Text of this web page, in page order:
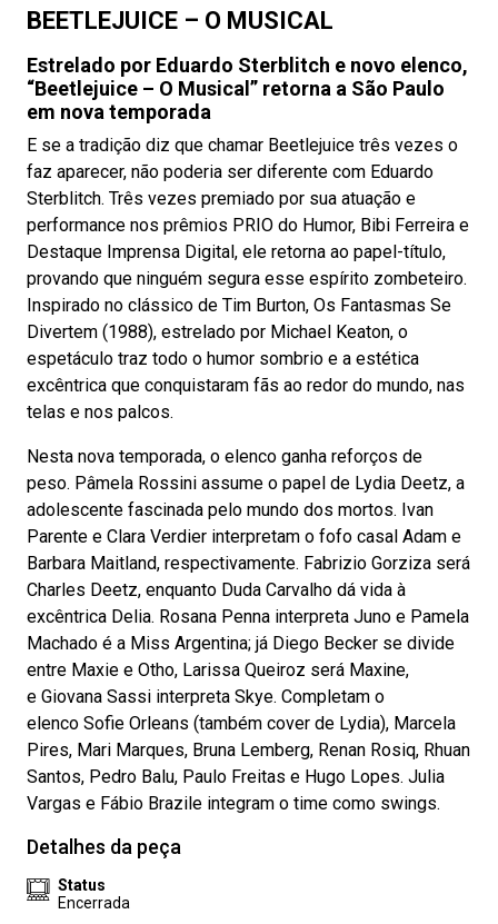
BEETLEJUICE – O MUSICAL
Estrelado por Eduardo Sterblitch e novo elenco,
“Beetlejuice – O Musical” retorna a São Paulo
em nova temporada
E se a tradição diz que chamar Beetlejuice três vezes o
faz aparecer, não poderia ser diferente com Eduardo
Sterblitch. Três vezes premiado por sua atuação e
performance nos prêmios PRIO do Humor, Bibi Ferreira e
Destaque Imprensa Digital, ele retorna ao papel-título,
provando que ninguém segura esse espírito zombeteiro.
Inspirado no clássico de Tim Burton, Os Fantasmas Se
Divertem (1988), estrelado por Michael Keaton, o
espetáculo traz todo o humor sombrio e a estética
excêntrica que conquistaram fãs ao redor do mundo, nas
telas e nos palcos.
Nesta nova temporada, o elenco ganha reforços de
peso. Pâmela Rossini assume o papel de Lydia Deetz, a
adolescente fascinada pelo mundo dos mortos. Ivan
Parente e Clara Verdier interpretam o fofo casal Adam e
Barbara Maitland, respectivamente. Fabrizio Gorziza será
Charles Deetz, enquanto Duda Carvalho dá vida à
excêntrica Delia. Rosana Penna interpreta Juno e Pamela
Machado é a Miss Argentina; já Diego Becker se divide
entre Maxie e Otho, Larissa Queiroz será Maxine,
e Giovana Sassi interpreta Skye. Completam o
elenco Sofie Orleans (também cover de Lydia), Marcela
Pires, Mari Marques, Bruna Lemberg, Renan Rosiq, Rhuan
Santos, Pedro Balu, Paulo Freitas e Hugo Lopes. Julia
Vargas e Fábio Brazile integram o time como swings.
Detalhes da peça
Status
Encerrada